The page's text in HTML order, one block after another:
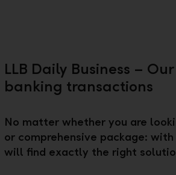
LLB Daily Business –
banking transactions
No matter whether you are
or comprehensive package:
will find exactly the right